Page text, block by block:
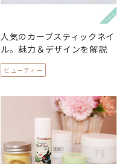
人気のカーブスティックネイ
ル。魅力＆デザインを解説
ビューティー